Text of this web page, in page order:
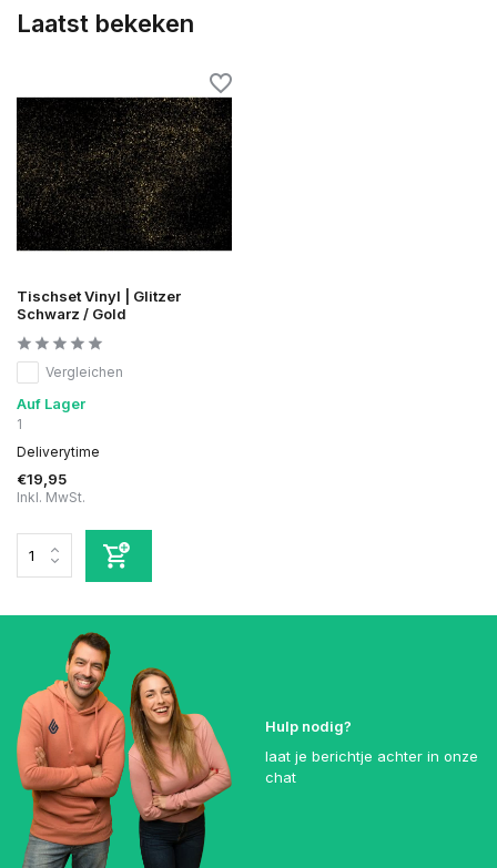
Laatst bekeken
Tischset Vinyl | Glitzer
Schwarz / Gold
Vergleichen
Auf Lager
1
Deliverytime
€19,95
Inkl. MwSt.
Hulp nodig?
laat je berichtje achter in onze
chat